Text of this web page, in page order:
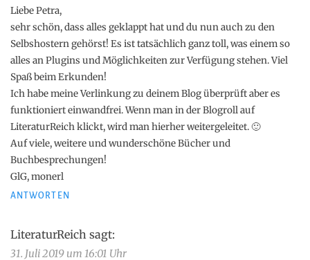
Liebe Petra,
sehr schön, dass alles geklappt hat und du nun auch zu den
Selbshostern gehörst! Es ist tatsächlich ganz toll, was einem so
alles an Plugins und Möglichkeiten zur Verfügung stehen. Viel
Spaß beim Erkunden!
Ich habe meine Verlinkung zu deinem Blog überprüft aber es
funktioniert einwandfrei. Wenn man in der Blogroll auf
LiteraturReich klickt, wird man hierher weitergeleitet. 🙂
Auf viele, weitere und wunderschöne Bücher und
Buchbesprechungen!
GlG, monerl
ANTWORTEN
LiteraturReich sagt:
31. Juli 2019 um 16:01 Uhr